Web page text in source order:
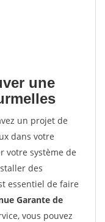
une
un projet de
dans votre
votre système de
des
essentiel de faire
Garante de
vous pouvez